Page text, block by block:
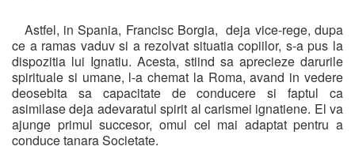
Astfel, in Spania, Francisc Borgia, deja vice-rege, dupa
ce a ramas vaduv si a rezolvat situatia copiilor, s-a pus la
dispozitia lui Ignatiu. Acesta, stiind sa aprecieze darurile
spirituale si umane, l-a chemat la Roma, avand in vedere
deosebita sa capacitate de conducere si faptul ca
asimilase deja adevaratul spirit al carismei ignatiene. El va
ajunge primul succesor, omul cel mai adaptat pentru a
conduce tanara Societate.